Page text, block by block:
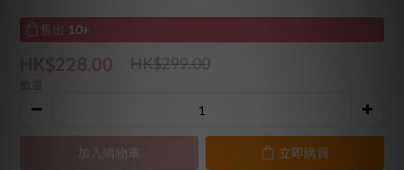
售出 10+
HK$228.00 HK$299.00
加入購物車 立即購買